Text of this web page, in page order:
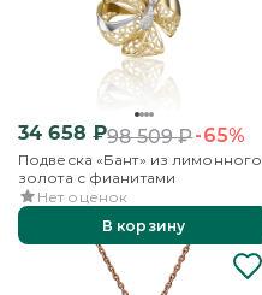
34 658 ₽98 509₽-65%
Подвеска «Бант» из лимонного
золота с фианитами
Нет оценок
В корзину